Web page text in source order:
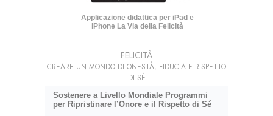
Applicazione didattica per iPad e
iPhone La Via della Felicità
FELICITÀ
CREARE UN MONDO DI ONESTÀ, FIDUCIA E RISPETTO
DI SÉ
Sostenere a Livello Mondiale Programmi
per Ripristinare l’Onore e il Rispetto di Sé